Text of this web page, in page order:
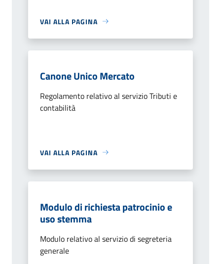
VAI ALLA PAGINA
Canone Unico Mercato
Regolamento relativo al servizio Tributi e
contabilità
VAI ALLA PAGINA
Modulo di richiesta patrocinio e
uso stemma
Modulo relativo al servizio di segreteria
generale